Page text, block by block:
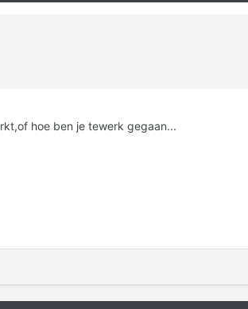
hoe ben je tewerk gegaan...